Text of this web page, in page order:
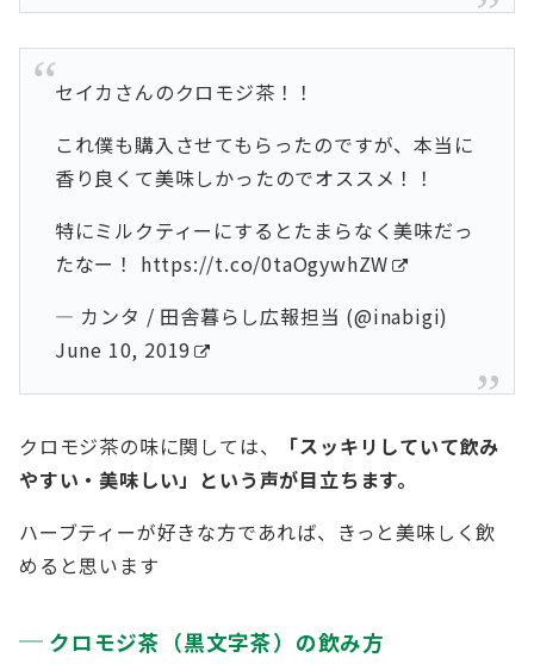
セイカさんのクロモジ茶！！
これ僕も購入させてもらったのですが、本当に
香り良くて美味しかったのでオススメ！！
特にミルクティーにするとたまらなく美味だっ
たなー！ https://t.co/0taOgywhZW
— カンタ / 田舎暮らし広報担当 (@inabigi)
June 10, 2019
クロモジ茶の味に関しては、
「スッキリしていて飲み
やすい・美味しい」という声が目立ちます。
ハーブティーが好きな方であれば、きっと美味しく飲
めると思います
クロモジ茶（黒文字茶）の飲み方